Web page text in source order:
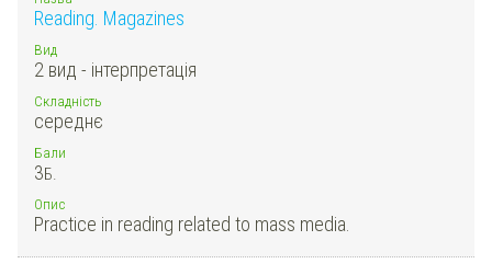
Reading. Magazines
Вид
2 вид - інтерпретація
Складність
середнє
Бали
3Б.
Опис
Practice in reading related to mass media.